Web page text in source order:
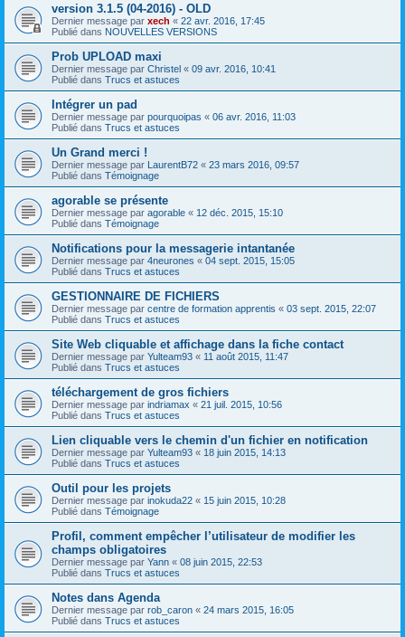
version 3.1.5 (04-2016) - OLD
Dernier message par xech « 22 avr. 2016, 17:45
Publié dans NOUVELLES VERSIONS
Prob UPLOAD maxi
Dernier message par Christel « 09 avr. 2016, 10:41
Publié dans Trucs et astuces
Intégrer un pad
Dernier message par pourquoipas « 06 avr. 2016, 11:03
Publié dans Trucs et astuces
Un Grand merci !
Dernier message par LaurentB72 « 23 mars 2016, 09:57
Publié dans Témoignage
agorable se présente
Dernier message par agorable « 12 déc. 2015, 15:10
Publié dans Témoignage
Notifications pour la messagerie intantanée
Dernier message par 4neurones « 04 sept. 2015, 15:05
Publié dans Trucs et astuces
GESTIONNAIRE DE FICHIERS
Dernier message par centre de formation apprentis « 03 sept. 2015, 22:07
Publié dans Trucs et astuces
Site Web cliquable et affichage dans la fiche contact
Dernier message par Yulteam93 « 11 août 2015, 11:47
Publié dans Trucs et astuces
téléchargement de gros fichiers
Dernier message par indriamax « 21 juil. 2015, 10:56
Publié dans Trucs et astuces
Lien cliquable vers le chemin d'un fichier en notification
Dernier message par Yulteam93 « 18 juin 2015, 14:13
Publié dans Trucs et astuces
Outil pour les projets
Dernier message par inokuda22 « 15 juin 2015, 10:28
Publié dans Témoignage
Profil, comment empêcher l’utilisateur de modifier les
champs obligatoires
Dernier message par Yann « 08 juin 2015, 22:53
Publié dans Trucs et astuces
Notes dans Agenda
Dernier message par rob_caron « 24 mars 2015, 16:05
Publié dans Trucs et astuces